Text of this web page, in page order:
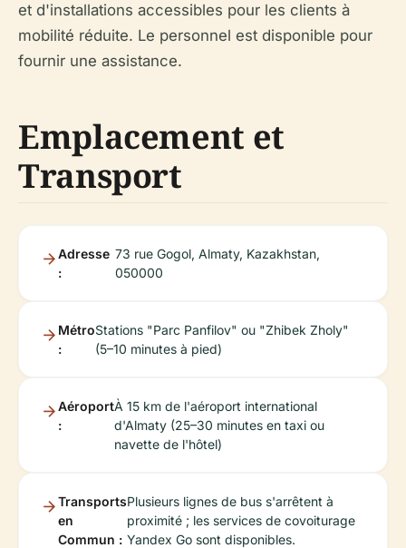
et d'installations accessibles pour les clients à
mobilité réduite. Le personnel est disponible pour
fournir une assistance.
Emplacement et
Transport
Adresse
:
73 rue Gogol, Almaty, Kazakhstan,
050000
Métro
:
Stations "Parc Panfilov" ou "Zhibek Zholy"
(5–10 minutes à pied)
Aéroport
:
À 15 km de l'aéroport international
d'Almaty (25–30 minutes en taxi ou
navette de l'hôtel)
Transports
en
Commun :
Plusieurs lignes de bus s'arrêtent à
proximité ; les services de covoiturage
Yandex Go sont disponibles.